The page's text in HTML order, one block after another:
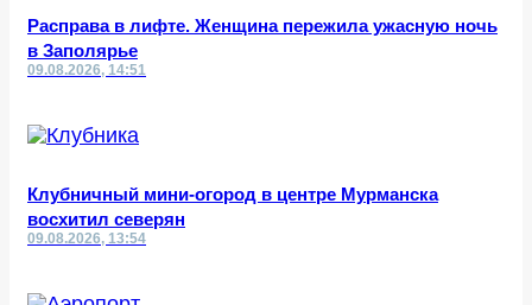
Расправа в лифте. Женщина пережила ужасную ночь
в Заполярье
09.08.2026, 14:51
Клубничный мини-огород в центре Мурманска
восхитил северян
09.08.2026, 13:54